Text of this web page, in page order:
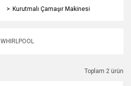
Kurutmalı Çamaşır Makinesi
WHIRLPOOL
Toplam 2 ürün